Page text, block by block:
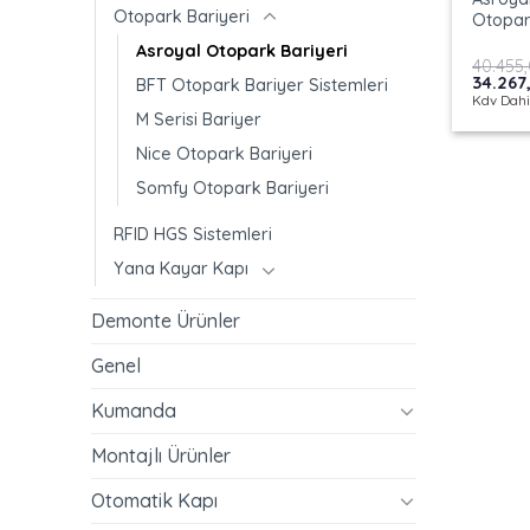
Otopark Bariyeri
Asroyal Otopark Bariyeri
BFT Otopark Bariyer Sistemleri
M Serisi Bariyer
Nice Otopark Bariyeri
Somfy Otopark Bariyeri
RFID HGS Sistemleri
Yana Kayar Kapı
Demonte Ürünler
Genel
Kumanda
Montajlı Ürünler
Otomatik Kapı
Orijinal
fiyat:
Kdv